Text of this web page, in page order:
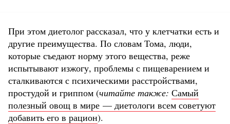
При этом диетолог рассказал, что у клетчатки есть и
другие преимущества. По словам Тома, люди,
которые съедают норму этого вещества, реже
испытывают изжогу, проблемы с пищеварением и
сталкиваются с психическими расстройствами,
простудой и гриппом (читайте также: Самый
полезный овощ в мире — диетологи всем советуют
добавить его в рацион).